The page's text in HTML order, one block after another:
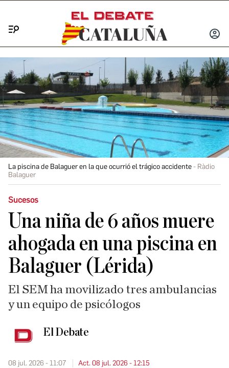
INICIAR
La piscina de Balaguer en la que ocurrió el trágico accidente
Ràdio
Balaguer
Sucesos
Una niña de 6 años muere
ahogada en una piscina en
Balaguer (Lérida)
El SEM ha movilizado tres ambulancias
y un equipo de psicólogos
El Debate
08 jul. 2026 - 11:07 Act. 08 jul. 2026 - 12:15